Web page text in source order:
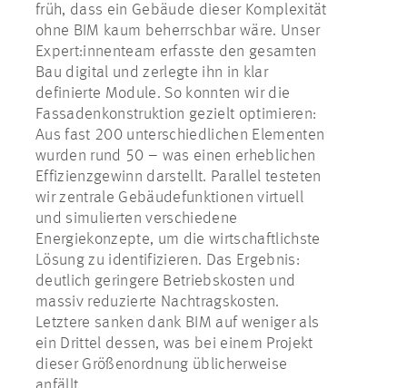
früh, dass ein Gebäude dieser Komplexität
ohne BIM kaum beherrschbar wäre. Unser
Expert:innenteam erfasste den gesamten
Bau digital und zerlegte ihn in klar
definierte Module. So konnten wir die
Fassadenkonstruktion gezielt optimieren:
Aus fast 200 unterschiedlichen Elementen
wurden rund 50 – was einen erheblichen
Effizienzgewinn darstellt. Parallel testeten
wir zentrale Gebäudefunktionen virtuell
und simulierten verschiedene
Energiekonzepte, um die wirtschaftlichste
Lösung zu identifizieren. Das Ergebnis:
deutlich geringere Betriebskosten und
massiv reduzierte Nachtragskosten.
Letztere sanken dank BIM auf weniger als
ein Drittel dessen, was bei einem Projekt
dieser Größenordnung üblicherweise